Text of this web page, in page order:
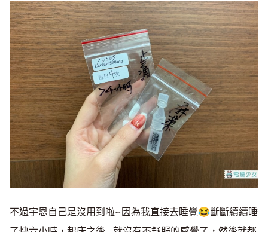
不過宇恩自己是沒用到啦~因為我直接去睡覺😂斷斷續續睡